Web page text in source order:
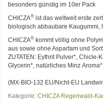
besonders günstig im 10er Pack
CHICZA® ist das weltweit erste
biologisch abbaubare Kaugummi,
CHICZA® kommt völlig ohne
aus sowie ohne Aspartam und
ZUTATEN: Eythrit Pulver*, Chicle-
Glycerin*, natürliches Minz
(MX-BIO-132 EU/Nicht-EU
Kategorie: CHICZA Regenwald-